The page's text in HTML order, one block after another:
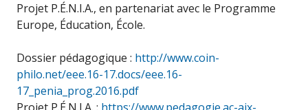
Projet P.É.N.I.A., en partenariat avec le Programme
Europe, Éducation, École.
Dossier pédagogique : http://www.coin-
philo.net/eee.16-17.docs/eee.16-
17_penia_prog.2016.pdf